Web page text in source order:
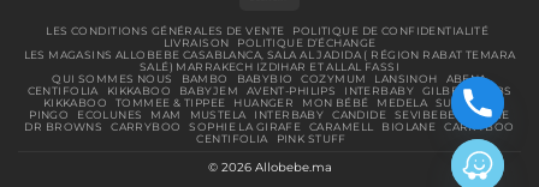
Delivery
LES CONDITIONS GÉNÉRALES DE VENTE
POLITIQUE DE CONFIDENTIALITÉ
LIVRAISON
POLITIQUE D’ÉCHANGE
LES MAGASINS ALLOBEBE CASABLANCA, SALA AL JADIDA ( RÉGION RABAT TEMARA
SALÉ) MARRAKECH IZDIHAR ET ALLAL FASSI
QUI SOMMES NOUS
BAMBO BABYBIO COZYMUM LANSINOH
ABENA
CENTIFOLIA
KIKKABOO BABYJEM AVENT-PHILIPS INTERBABY GILBERT
BIBS
KIKKABOO
TOMMEE & TIPPEE HUANGER MON BÉBÉ MEDELA
SUAVINEX
PINGO
ECOLUNES MAM MUSTELA INTERBABY CANDIDE SEVIBEBE
URIAGE
DR BROWNS
CARRYBOO SOPHIE LA GIRAFE CARAMELL BIOLANE
CARRYBOO
CENTIFOLIA
PINK STUFF
© 2026 Allobebe.ma